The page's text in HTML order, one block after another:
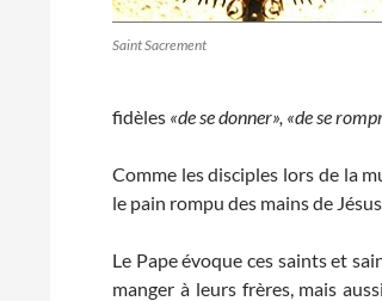
Saint Sacrement
fidèles «de se donner», «de se
Comme les disciples lors de la
le pain rompu des mains de
Le Pape évoque ces saints et
manger à leurs frères, mais